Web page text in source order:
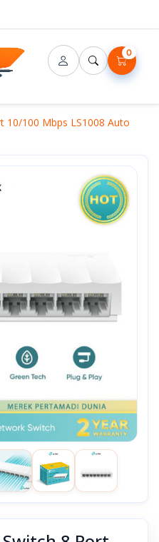
0
10/100 Mbps LS1008 Auto